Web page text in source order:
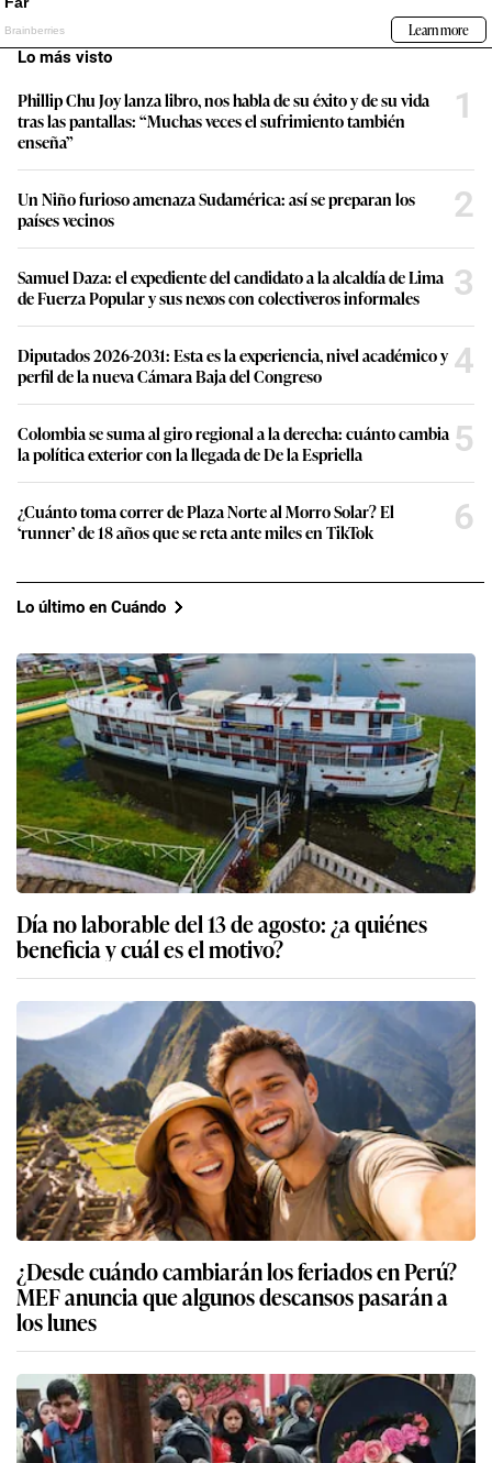
Lo más visto
Phillip Chu Joy lanza libro, nos habla de su éxito y de su vida
tras las pantallas: “Muchas veces el sufrimiento también
enseña”
1
Un Niño furioso amenaza Sudamérica: así se preparan los
países vecinos
2
Samuel Daza: el expediente del candidato a la alcaldía de Lima
de Fuerza Popular y sus nexos con colectiveros informales
3
Diputados 2026-2031: Esta es la experiencia, nivel académico y
perfil de la nueva Cámara Baja del Congreso
4
Colombia se suma al giro regional a la derecha: cuánto cambia
la política exterior con la llegada de De la Espriella
5
¿Cuánto toma correr de Plaza Norte al Morro Solar? El
‘runner’ de 18 años que se reta ante miles en TikTok
6
Lo último en Cuándo
Día no laborable del 13 de agosto: ¿a quiénes
beneficia y cuál es el motivo?
¿Desde cuándo cambiarán los feriados en Perú?
MEF anuncia que algunos descansos pasarán a
los lunes